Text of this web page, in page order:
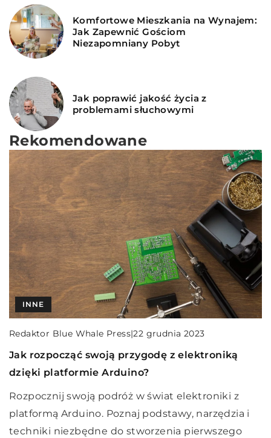
Komfortowe Mieszkania na Wynajem:
Jak Zapewnić Gościom
Niezapomniany Pobyt
Jak poprawić jakość życia z
problemami słuchowymi
Rekomendowane
INNE
Redaktor Blue Whale Press|2 lipca 2026
Optymalizacja Procesów Biznesowych dzięki
Odkryj, jak narzędzia Power Platform mogą
efektywność poprzez automatyzację procesów
biznesowych.
INNE
Redaktor Blue Whale Press|22 grudnia 2023
Jak rozpocząć swoją przygodę z elektroniką
dzięki platformie Arduino?
Rozpocznij swoją podróż w świat elektroniki z
platformą Arduino. Poznaj podstawy, narzędzia i
techniki niezbędne do stworzenia pierwszego
INNE
Redaktor Blue Whale Press|8 września 2024
Jak wielofunkcyjne urządzenia mogą ułatwić
codzienne życie?
Odkryj, jak innowacyjne urządzenia
wielofunkcyjne mogą zrewolucjonizować i
uprościć Twoje codzienne zadania, zwiększając